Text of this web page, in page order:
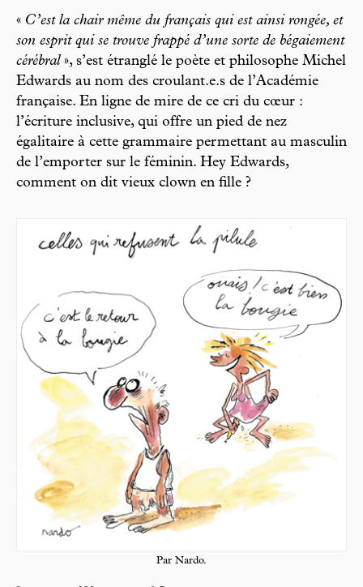
« C’est la chair même du français qui est ainsi rongée, et
son esprit qui se trouve frappé d’une sorte de bégaiement
cérébral», s’est étranglé le poète et philosophe Michel
Edwards au nom des croulant.e.s de l’Académie
française. En ligne de mire de ce cri du cœur :
l’écriture inclusive, qui offre un pied de nez
égalitaire à cette grammaire permettant au masculin
de l’emporter sur le féminin. Hey Edwards,
comment on dit vieux clown en fille ?
Par Nardo.